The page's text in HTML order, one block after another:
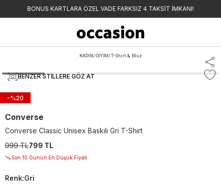
BONUS KARTLARA ÖZEL VADE FARKSIZ 4 TAKSİT İMKANI!
KADIN/ GİYİM/ T-Shirt & Bluz
BENZER STILLERE GÖZ AT
-%20
Converse
Converse Classic Unisex Baskılı Gri T-Shirt
999 TL799 TL
Son 10 Günün En Düşük Fiyatı
Renk:Gri